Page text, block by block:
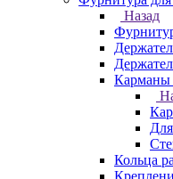
Назад
Карманы
Кольца